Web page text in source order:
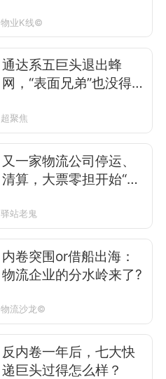
物业K线©
通达系五巨头退出蜂
网，“表面兄弟”也没得做
超聚焦
又一家物流公司停运、
清算，大票零担开始“退
驿站老鬼
内卷突围or借船出海：
物流企业的分水岭来了?
物流沙龙©
反内卷一年后，七大快
递巨头过得怎么样？